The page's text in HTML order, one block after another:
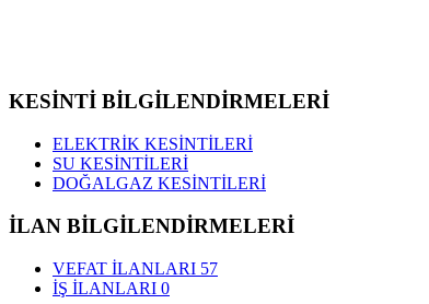
KESİNTİ BİLGİLENDİRMELERİ
ELEKTRİK KESİNTİLERİ
SU KESİNTİLERİ
DOĞALGAZ KESİNTİLERİ
İLAN BİLGİLENDİRMELERİ
VEFAT İLANLARI 57
İŞ İLANLARI 0